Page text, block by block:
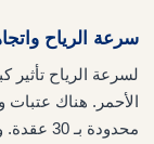
سرعة الرياح
لسرعة الرياح تأثير
الأحمر. هناك عتبات
محدودة